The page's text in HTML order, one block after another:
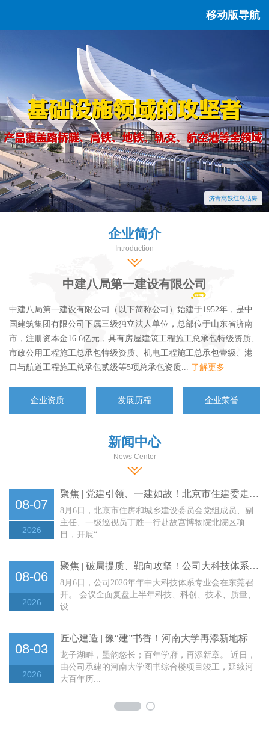
移动版导航
企业简介
Introduction
中建八局第一建设有限公司
中建八局第一建设有限公司（以下简称公司）始建于1952年，是中
国建筑集团有限公司下属三级独立法人单位，总部位于山东省济南
市，注册资本金16.6亿元，具有房屋建筑工程施工总承包特级资质、
市政公用工程施工总承包特级资质、机电工程施工总承包壹级、港
口与航道工程施工总承包贰级等5项总承包资质... 了解更多
企业资质 发展历程 企业荣誉
新闻中心
News Center
08-07
2026
聚焦 | 党建引领、一建如故！北京市住建委走进故宫博物院北院区项目
8月6日，北京市住房和城乡建设委员会党组成员、副
主任、一级巡视员丁胜一行赴故宫博物院北院区项
目，开展“...
08-06
2026
聚焦 | 破局提质、靶向攻坚！公司大科技体系下半年这样干
8月6日，公司2026年年中大科技体系专业会在东莞召
开。 会议全面复盘上半年科技、科创、技术、质量、
设...
08-03
2026
匠心建造 | 豫“建”书香！河南大学再添新地标
龙子湖畔，墨韵悠长；百年学府，再添新章。 近日，
由公司承建的河南大学图书综合楼项目竣工，延续河
大百年历...